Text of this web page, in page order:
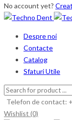
No account yet?
Despre noi
Contacte
Catalog
Sfaturi Utile
Telefon de contact:
Wishlist (0)